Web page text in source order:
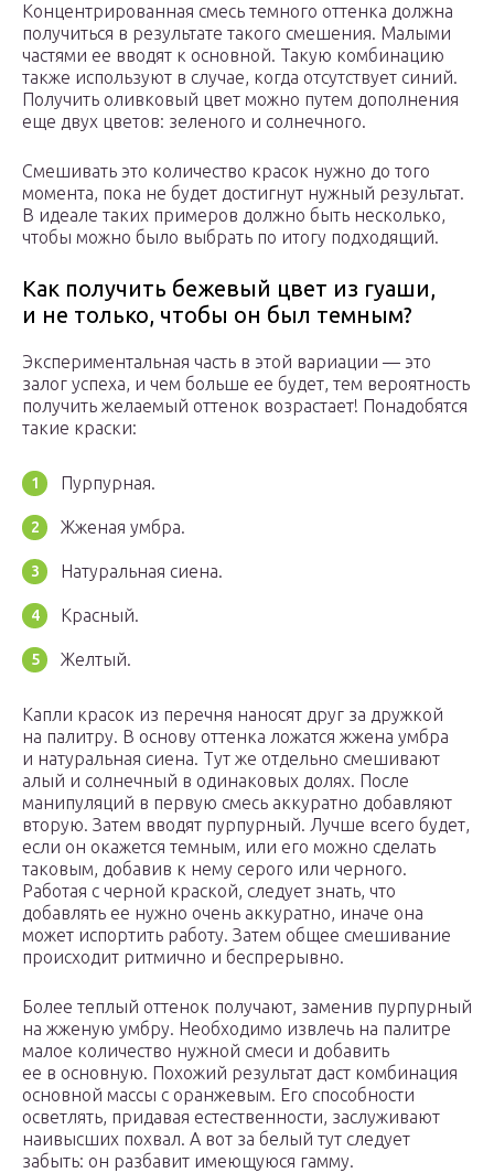
Концентрированная смесь темного оттенка должна
получиться в результате такого смешения. Малыми
частями ее вводят к основной. Такую комбинацию
также используют в случае, когда отсутствует синий.
Получить оливковый цвет можно путем дополнения
еще двух цветов: зеленого и солнечного.
Смешивать это количество красок нужно до того
момента, пока не будет достигнут нужный результат.
В идеале таких примеров должно быть несколько,
чтобы можно было выбрать по итогу подходящий.
Как получить бежевый цвет из гуаши,
и не только, чтобы он был темным?
Экспериментальная часть в этой вариации — это
залог успеха, и чем больше ее будет, тем вероятность
получить желаемый оттенок возрастает! Понадобятся
такие краски:
Пурпурная.
Жженая умбра.
Натуральная сиена.
Красный.
Желтый.
Капли красок из перечня наносят друг за дружкой
на палитру. В основу оттенка ложатся жжена умбра
и натуральная сиена. Тут же отдельно смешивают
алый и солнечный в одинаковых долях. После
манипуляций в первую смесь аккуратно добавляют
вторую. Затем вводят пурпурный. Лучше всего будет,
если он окажется темным, или его можно сделать
таковым, добавив к нему серого или черного.
Работая с черной краской, следует знать, что
добавлять ее нужно очень аккуратно, иначе она
может испортить работу. Затем общее смешивание
происходит ритмично и беспрерывно.
Более теплый оттенок получают, заменив пурпурный
на жженую умбру. Необходимо извлечь на палитре
малое количество нужной смеси и добавить
ее в основную. Похожий результат даст комбинация
основной массы с оранжевым. Его способности
осветлять, придавая естественности, заслуживают
наивысших похвал. А вот за белый тут следует
забыть: он разбавит имеющуюся гамму.